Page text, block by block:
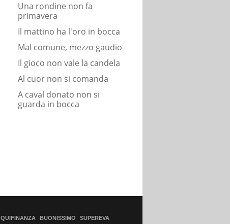
Una rondine non fa
primavera
Il mattino ha l'oro in bocca
Mal comune, mezzo gaudio
Il gioco non vale la candela
Al cuor non si comanda
A caval donato non si
guarda in bocca
QUIFINANZA BUONISSIMO SUPEREVA